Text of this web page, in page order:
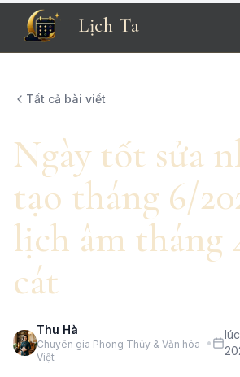
Lịch Ta
Tất cả bài viết
Ngày tốt sửa
tạo tháng 6/
lịch âm tháng
cát
Thu Hà
Chuyên gia Phong Thủy & Văn hóa
Việt
•